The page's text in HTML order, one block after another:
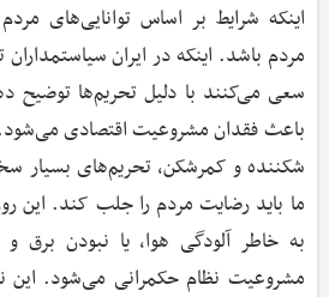
اینکه شرایط بر اساس توانایی‌های
مردم باشد. اینکه در ایران
سعی می‌کنند با دلیل تحریم‌ها
باعث فقدان مشروعیت اقتصادی
شکننده و کمرشکن، تحریم‌های بسیار
ما باید رضایت مردم را جلب کند. این
به خاطر آلودگی هوا، یا نبودن برق
مشروعیت نظام حکمرانی می‌شود. این